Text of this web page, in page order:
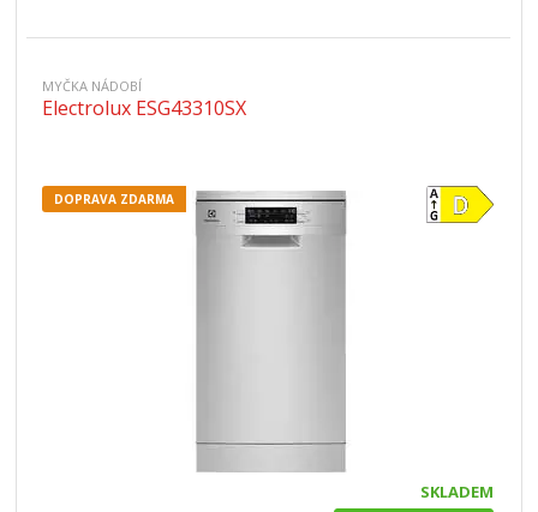
MYČKA NÁDOBÍ
Electrolux ESG43310SX
DOPRAVA ZDARMA
SKLADEM